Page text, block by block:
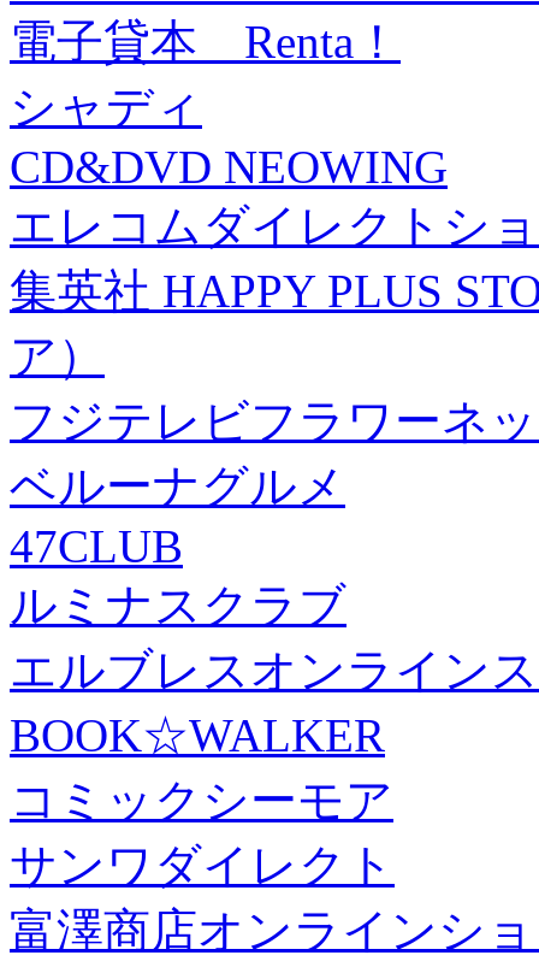
電子貸本 Renta！
シャディ
CD&DVD NEOWING
エレコムダイレクトシ
集英社 HAPPY PLUS
ア）
フジテレビフラワーネ
ベルーナグルメ
47CLUB
ルミナスクラブ
エルブレスオンライン
BOOK☆WALKER
コミックシーモア
サンワダイレクト
富澤商店オンラインシ